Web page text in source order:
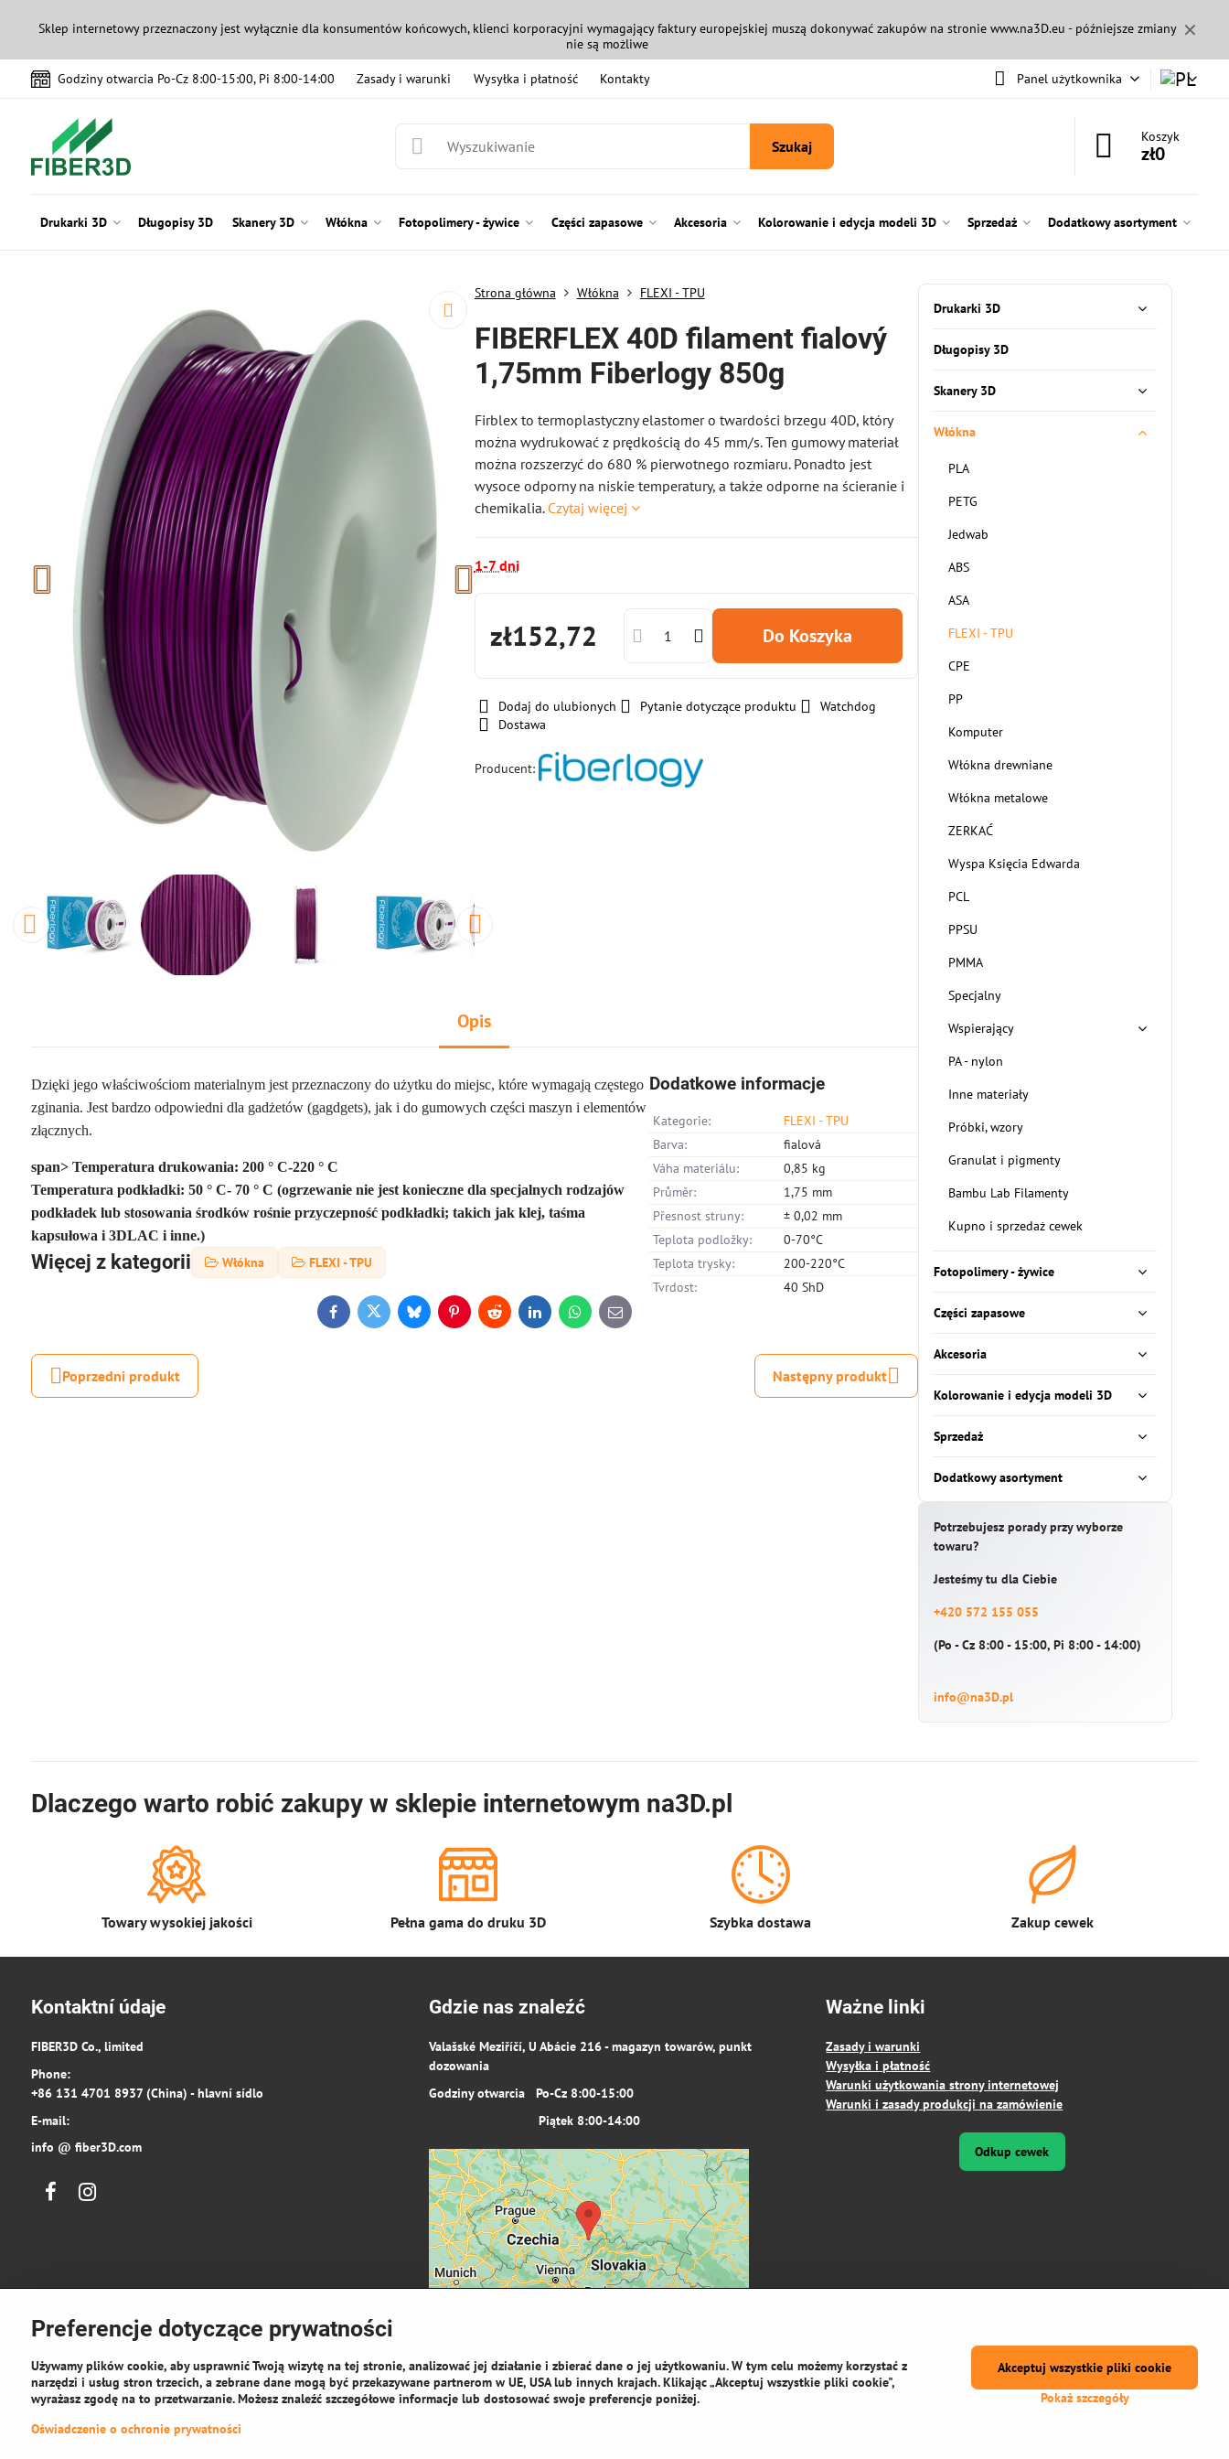
✕
Sklep internetowy przeznaczony jest wyłącznie dla konsumentów końcowych, klienci korporacyjni wymagający faktury europejskiej muszą dokonywać zakupów na stronie www.na3D.eu - późniejsze zmiany
nie są możliwe
Godziny otwarcia Po-Cz 8:00-15:00, Pi 8:00-14:00 Zasady i warunki Wysyłka i płatność Kontakty Panel użytkownika
Szukaj
Koszyk
zł0
Drukarki 3D Długopisy 3D Skanery 3D Włókna Fotopolimery - żywice Części zapasowe Akcesoria Kolorowanie i edycja modeli 3D Sprzedaż Dodatkowy asortyment
Strona główna Włókna FLEXI - TPU
FIBERFLEX 40D filament fialový
1,75mm Fiberlogy 850g
Firblex to termoplastyczny elastomer o twardości brzegu 40D, który
można wydrukować z prędkością do 45 mm/s. Ten gumowy materiał
można rozszerzyć do 680 % pierwotnego rozmiaru. Ponadto jest
wysoce odporny na niskie temperatury, a także odporne na ścieranie i
chemikalia. Czytaj więcej
1-7 dni
zł152,72 Do Koszyka
Dodaj do ulubionych Pytanie dotyczące produktu
Watchdog
Dostawa
Producent:
Opis
Dzięki jego właściwościom materialnym jest przeznaczony do użytku do miejsc, które wymagają częstego
zginania. Jest bardzo odpowiedni dla gadżetów (gagdgets), jak i do gumowych części maszyn i elementów
złącznych.
span> Temperatura drukowania: 200 ° C-220 ° C
Temperatura podkładki: 50 ° C- 70 ° C (ogrzewanie nie jest konieczne dla specjalnych rodzajów
podkładek lub stosowania środków rośnie przyczepność podkładki; takich jak klej, taśma
kapsułowa i 3DLAC i inne.)
Więcej z kategorii Włókna FLEXI - TPU
Dodatkowe informacje
Kategorie:
FLEXI - TPU
Barva:
fialová
Váha materiálu:
0,85 kg
Průměr:
1,75 mm
Přesnost struny:
± 0,02 mm
Teplota podložky:
0-70°C
Teplota trysky:
200-220°C
Tvrdost:
40 ShD
FacebookTwitterBlueskyPinterestRedditLinkedInWhatsApp
E-
mail
Poprzedni produkt Następny produkt
Drukarki 3D
Długopisy 3D
Skanery 3D
Włókna
PLA
PETG
Jedwab
ABS
ASA
FLEXI - TPU
CPE
PP
Komputer
Włókna drewniane
Włókna metalowe
ZERKAĆ
Wyspa Księcia Edwarda
PCL
PPSU
PMMA
Specjalny
Wspierający
PA - nylon
Inne materiały
Próbki, wzory
Granulat i pigmenty
Bambu Lab Filamenty
Kupno i sprzedaż cewek
Fotopolimery - żywice
Części zapasowe
Akcesoria
Kolorowanie i edycja modeli 3D
Sprzedaż
Dodatkowy asortyment
Potrzebujesz porady przy wyborze
towaru?
Jesteśmy tu dla Ciebie
+420 572 155 055
(Po - Cz 8:00 - 15:00, Pi 8:00 - 14:00)
info@na3D.pl
Dlaczego warto robić zakupy w sklepie internetowym na3D.pl
Towary wysokiej jakości Pełna gama do druku 3D Szybka dostawa Zakup cewek
Kontaktní údaje
FIBER3D Co., limited
Phone:
+86 131 4701 8937 (China) - hlavní sídlo
E-mail:
info @ fiber3D.com
FacebookInstagram
Gdzie nas znaleźć
Valašské Meziříčí, U Abácie 216 - magazyn towarów, punkt
dozowania
Godziny otwarcia Po-Cz 8:00-15:00
Piątek 8:00-14:00
Ważne linki
Zasady i warunki
Wysyłka i płatność
Warunki użytkowania strony internetowej
Warunki i zasady produkcji na zamówienie
Odkup cewek
Preferencje dotyczące prywatności
Używamy plików cookie, aby usprawnić Twoją wizytę na tej stronie, analizować jej działanie i zbierać dane o jej użytkowaniu. W tym celu możemy korzystać z
narzędzi i usług stron trzecich, a zebrane dane mogą być przekazywane partnerom w UE, USA lub innych krajach. Klikając „Akceptuj wszystkie pliki cookie",
wyrażasz zgodę na to przetwarzanie. Możesz znaleźć szczegółowe informacje lub dostosować swoje preferencje poniżej.
Oświadczenie o ochronie prywatności
Pokaż szczegóły
Akceptuj wszystkie pliki cookie